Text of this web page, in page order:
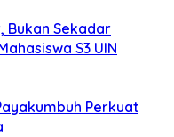
Bukan Sekadar
S3 UIN
Perkuat